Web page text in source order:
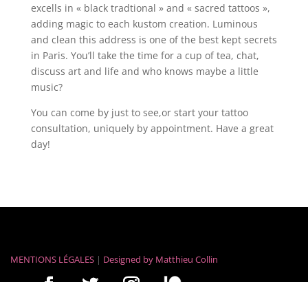
excells in « black tradtional » and « sacred tattoos »,
adding magic to each kustom creation. Luminous
and clean this address is one of the best kept secrets
in Paris. You’ll take the time for a cup of tea, chat,
discuss art and life and who knows maybe a little
music?
You can come by just to see,or start your tattoo
consultation, uniquely by appointment. Have a great
day!
MENTIONS LÉGALES | Designed by Matthieu Collin